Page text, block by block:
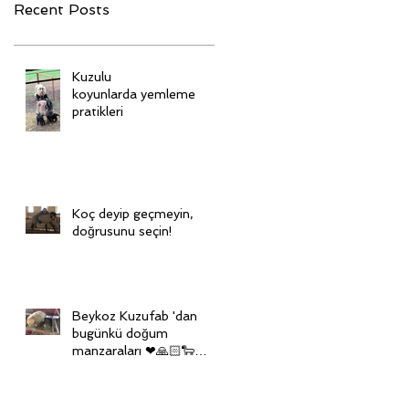
Recent Posts
Kuzulu
koyunlarda yemleme
pratikleri
Koç deyip geçmeyin,
doğrusunu seçin!
Beykoz Kuzufab 'dan
bugünkü doğum
manzaraları ❤🙏🏻🐑🙏🏻